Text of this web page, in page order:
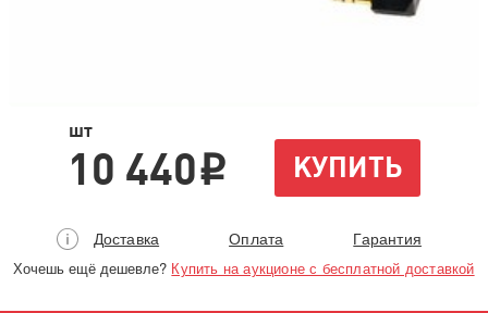
шт
10 440i КУПИТЬ
Доставка Оплата Гарантия
Хочешь ещё дешевле? Купить на аукционе с бесплатной доставкой